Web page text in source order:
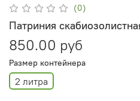
(0)
Патриния
850.00 руб
Размер контейнера
2 литра